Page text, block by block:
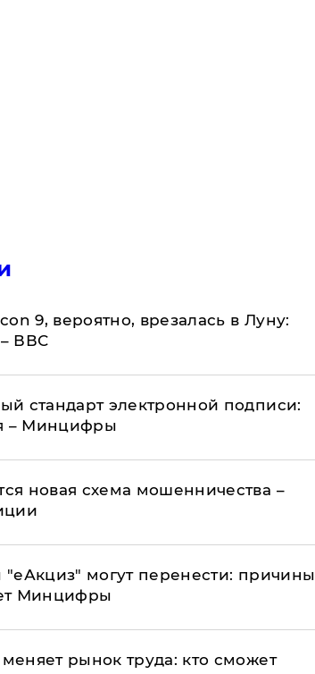
9, вероятно, врезалась в Луну:
ВВС
стандарт электронной подписи:
– Минцифры
новая схема мошенничества –
"еАкциз" могут перенести: причины
Минцифры
рынок труда: кто сможет